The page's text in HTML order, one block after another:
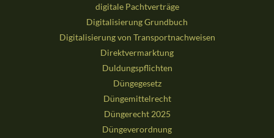
digitale Pachtverträge
Digitalisierung Grundbuch
Digitalisierung von Transportnachweisen
Direktvermarktung
Duldungspflichten
Düngegesetz
Düngemittelrecht
Düngerecht 2025
Düngeverordnung